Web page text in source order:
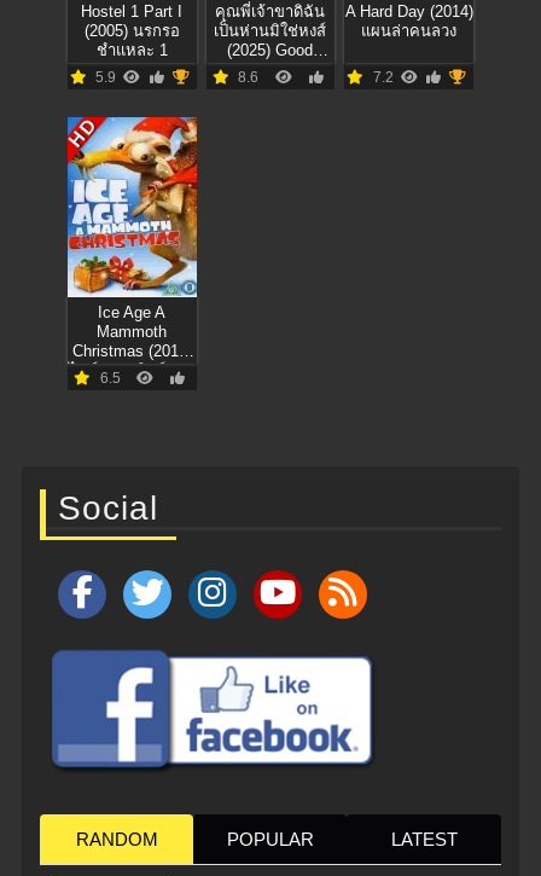
Hostel 1 Part I
(2005) นรกรอ
ชำแหละ 1
5.9
คุณพี่เจ้าขาดิฉัน
เป็นห่านมิใช่หงส์
(2025) Good
Heavens! I’m a
Goose not a
8.6
A Hard Day (2014)
แผนล่าคนลวง
7.2
HD
Ice Age A
Mammoth
Christmas (2011)
ไอซ์เอจ คริสต์มาส
มหาสนุกยุคน้ำแข็ง
6.5
Social
RANDOM POPULAR LATEST